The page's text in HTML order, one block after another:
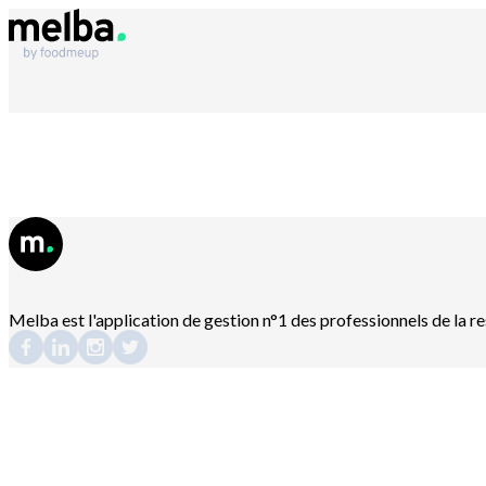
Melba est l'application de gestion n°1 des professionnels de la